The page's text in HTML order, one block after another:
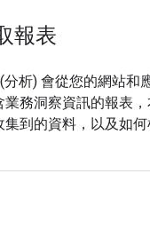
報表
分析) 會從您的網站和
務洞察資訊的報表
到的資料，以及如